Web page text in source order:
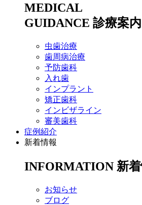
MEDICAL
GUIDANCE 診療案内
虫歯治療
歯周病治療
予防歯科
入れ歯
インプラント
矯正歯科
インビザライン
審美歯科
症例紹介
新着情報
INFORMATION 新
お知らせ
ブログ